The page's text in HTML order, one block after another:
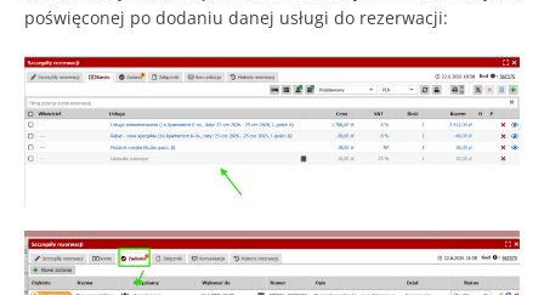
poświęconej po dodaniu danej usługi do rezerwacji: